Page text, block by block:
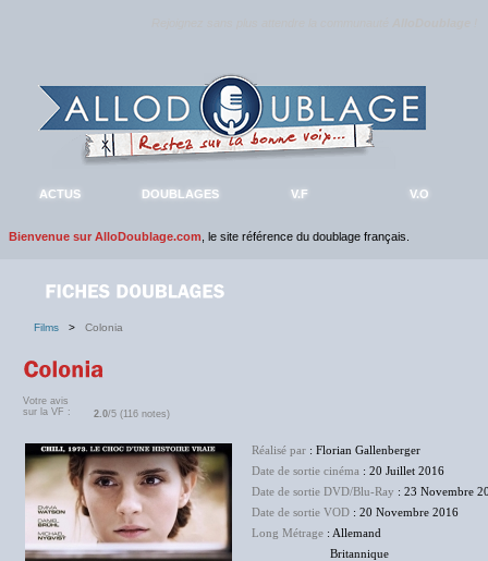
ACTUS DOUBLAGES V.F V.O
Bienvenue sur AlloDoublage.com , le site référence du doublage français.
Films > Colonia
Votre avis
sur la VF :
2.0/5 (116 notes)
Réalisé par : Florian Gallenberger
Date de sortie cinéma : 20 Juillet 2016
Date de sortie DVD/Blu-Ray : 23 Novembre
Date de sortie VOD : 20 Novembre 2016
Long Métrage : Allemand
Britannique